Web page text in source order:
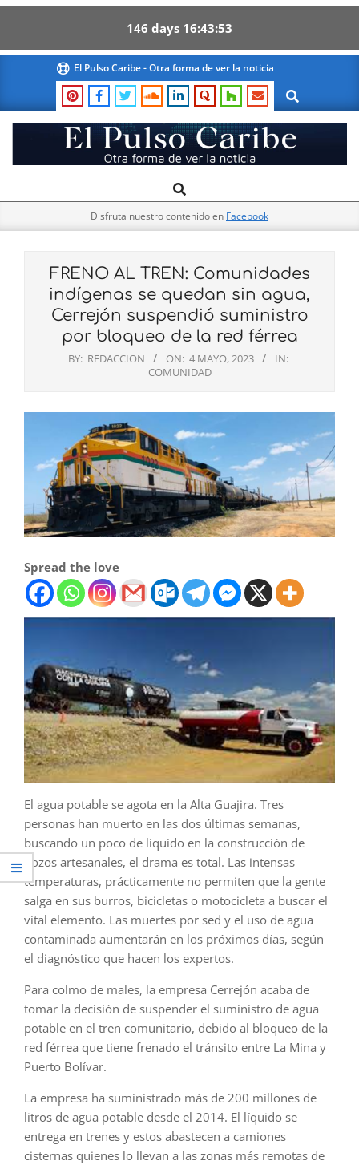
146 days 16 43 52
content
El Pulso Caribe - Otra forma de ver la noticia
Search
El
Pulso
Navigation
Search
Disfruta nuestro contenido en Facebook
FRENO AL TREN: Comunidades
indígenas se quedan sin agua,
Cerrejón suspendió suministro
por bloqueo de la red férrea
BY: REDACCION ON: 4 MAYO, 2023
IN:
COMUNIDAD
Spread the love
El agua potable se agota en la Alta Guajira. Tres
personas han muerto en las dos últimas semanas,
buscando un poco de líquido en la construcción de
pozos artesanales, el drama es total. Las intensas
temperaturas, prácticamente no permiten que la gente
salga en sus burros, bicicletas o motocicleta a buscar el
vital elemento. Las muertes por sed y el uso de agua
contaminada aumentarán en los próximos días, según
el diagnóstico que hacen los expertos.
Para colmo de males, la empresa Cerrejón acaba de
tomar la decisión de suspender el suministro de agua
potable en el tren comunitario, debido al bloqueo de la
red férrea que tiene frenado el tránsito entre La Mina y
Puerto Bolívar.
La empresa ha suministrado más de 200 millones de
litros de agua potable desde el 2014. El líquido se
entrega en trenes y estos abastecen a camiones
cisternas quienes lo llevan a las zonas más remotas de